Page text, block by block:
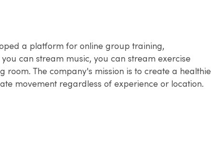
a platform for online group training,
you can stream music, you can stream exercise
room. The company's mission is to create a
movement regardless of experience or location.